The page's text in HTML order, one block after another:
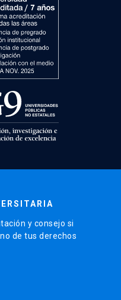
y consejo si
de tus derechos